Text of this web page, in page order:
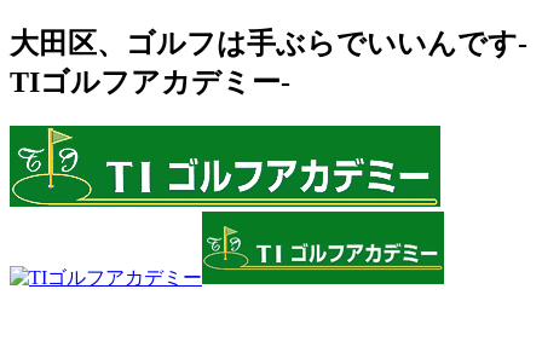
大田区、ゴルフは手ぶらでいいんです-
TIゴルフアカデミー-